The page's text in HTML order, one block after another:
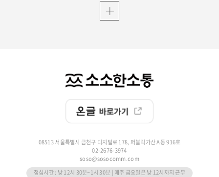
08513 서울특별시 금천구 디지털로 178, 퍼블릭가산 A동 916호
02-2676-3974
soso@sosocomm.com
점심시간 : 낮 12시 30분~1시 30분 | 매주 금요일은 낮 12시까지 근무